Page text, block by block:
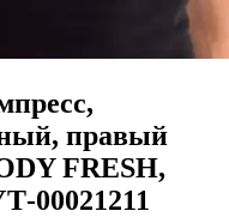
правый
FRESH,
00021211